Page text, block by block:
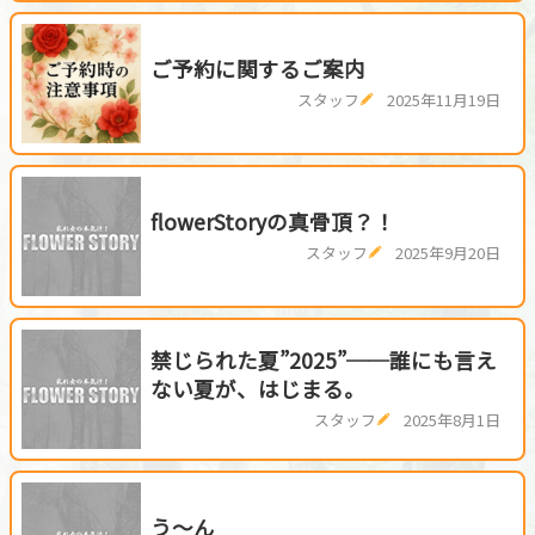
ご予約に関するご案内
スタッフ 2025年11月19日
flowerStoryの真骨頂？！
スタッフ 2025年9月20日
禁じられた夏”2025”──誰にも言え
ない夏が、はじまる。
スタッフ 2025年8月1日
う～ん